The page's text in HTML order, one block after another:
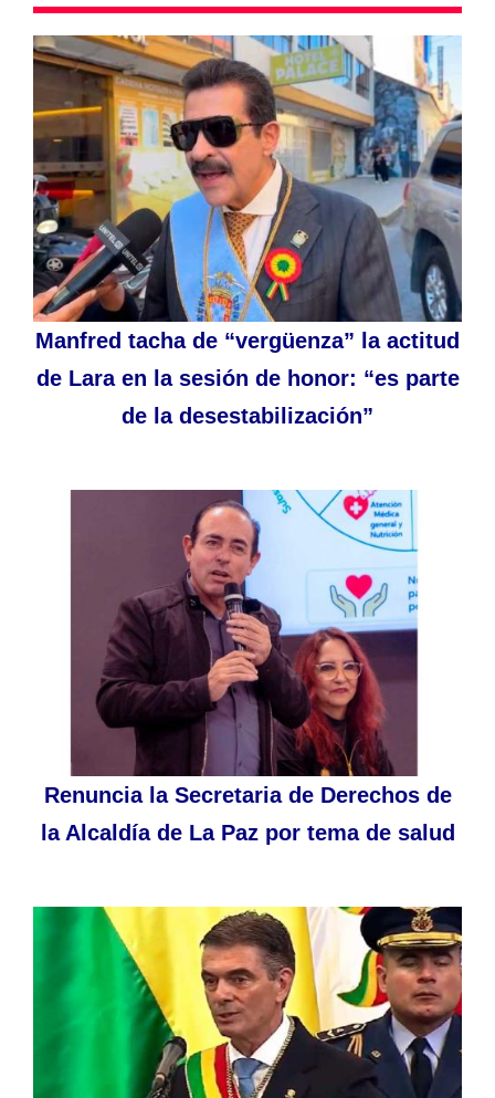
Manfred tacha de “vergüenza” la actitud
de Lara en la sesión de honor: “es parte
de la desestabilización”
Renuncia la Secretaria de Derechos de
la Alcaldía de La Paz por tema de salud